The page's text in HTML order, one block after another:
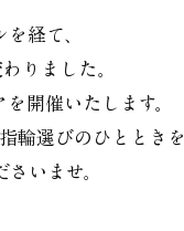
経て、
りました。
開催いたします。
輪選びのひとときを
いませ。